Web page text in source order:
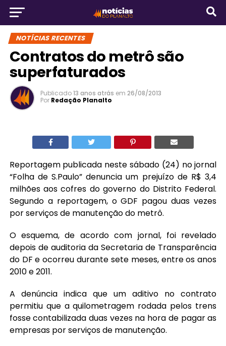
NOTÍCIAS RECENTES
Contratos do metrô são
superfaturados
Publicado13 anos atrás em 26/08/2013
Por Redação Planalto
Reportagem publicada neste sábado (24) no jornal
“Folha de S.Paulo” denuncia um prejuízo de R$ 3,4
milhões aos cofres do governo do Distrito Federal.
Segundo a reportagem, o GDF pagou duas vezes
por serviços de manutenção do metrô.
O esquema, de acordo com jornal, foi revelado
depois de auditoria da Secretaria de Transparência
do DF e ocorreu durante sete meses, entre os anos
2010 e 2011.
A denúncia indica que um aditivo no contrato
permitiu que a quilometragem rodada pelos trens
fosse contabilizada duas vezes na hora de pagar as
empresas por serviços de manutenção.